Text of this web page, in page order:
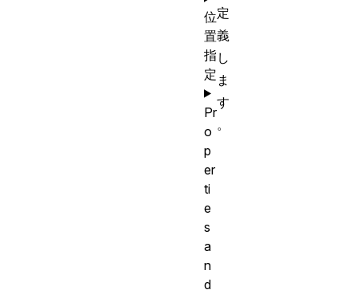
定
義
し
ま
す
。
位
置
指
定
Pr
o
p
er
ti
e
s
a
n
d